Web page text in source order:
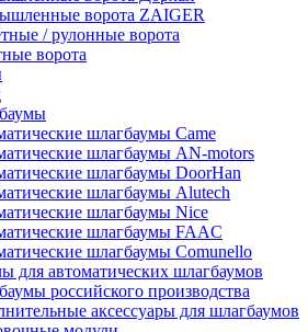
ворота ZAIGER
/ рулонные ворота
ворота
шлагбаумы Came
шлагбаумы AN-motors
шлагбаумы DoorHan
шлагбаумы Alutech
шлагбаумы Nice
шлагбаумы FAAC
шлагбаумы Comunello
для автоматических шлагбаумов
российского производства
аксессуары для шлагбаумов